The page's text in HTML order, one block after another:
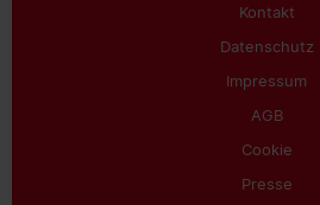
Kontakt
Datenschutz
Impressum
AGB
Cookie
Presse